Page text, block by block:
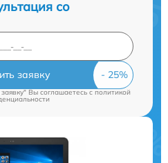
со
заявку
Вы соглашаетесь cполитикой